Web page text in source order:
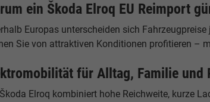
ein Škoda Elroq EU Reimport
Europas unterscheiden sich
Sie von attraktiven Konditionen profitieren –
für Alltag, Familie und
Elroq kombiniert hohe Reichweite, kurze